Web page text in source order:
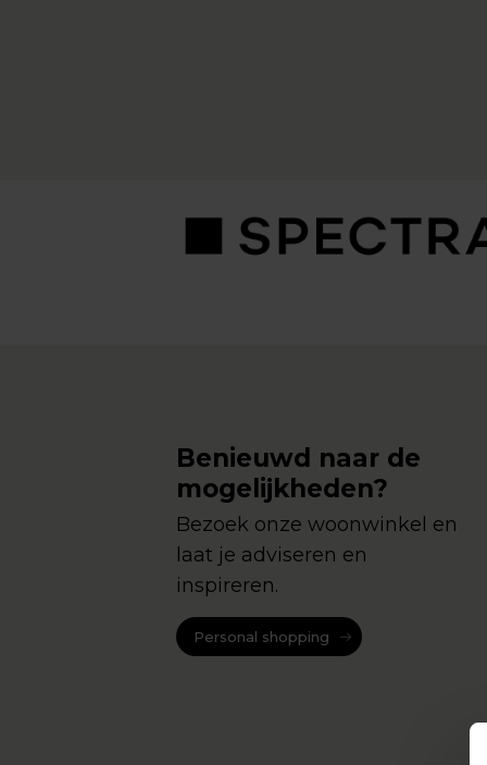
Benieuwd naar de
mogelijkheden?
Bezoek onze woonwinkel en
laat je adviseren en
inspireren.
Personal shopping